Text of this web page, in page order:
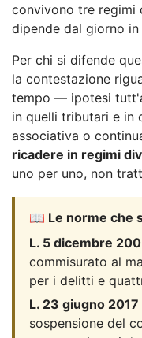
convivono tre regimi
dipende dal giorno
Per chi si difende
la contestazione
tempo — ipotesi
in quelli tributari e in
associativa o
ricadere in regimi
uno per uno, non
📖 Le norme che
L. 5 dicembre
commisurato al
per i delitti e
L. 23 giugno 2017
sospensione del